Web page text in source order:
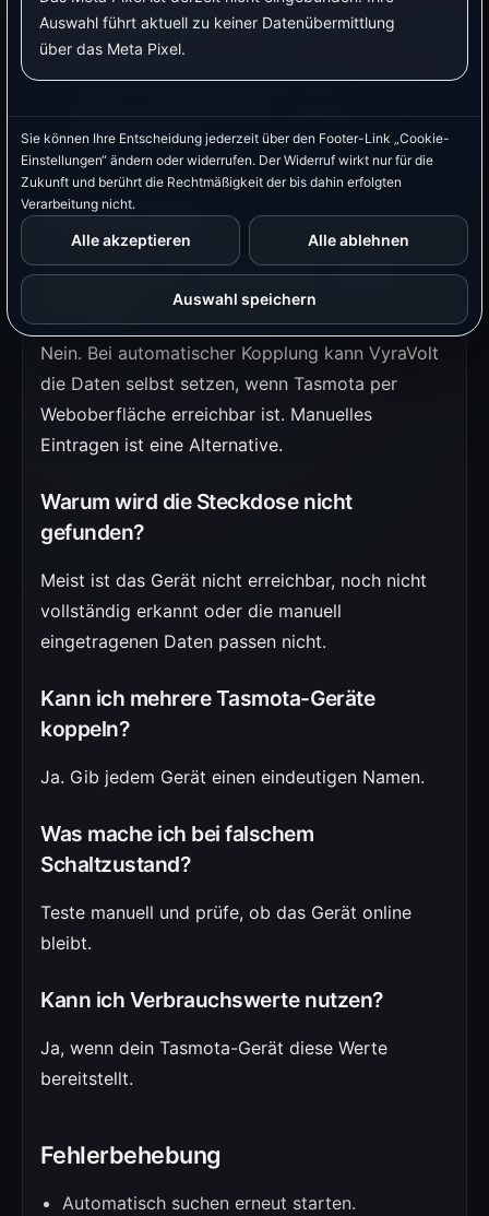
Auswahl führt aktuell zu keiner Datenübermittlung
über das Meta Pixel.
Sie können Ihre Entscheidung jederzeit über den Footer-Link „Cookie-
Einstellungen“ ändern oder widerrufen. Der Widerruf wirkt nur für die
Zukunft und berührt die Rechtmäßigkeit der bis dahin erfolgten
Verarbeitung nicht.
Alle akzeptieren Alle ablehnen
Auswahl speichern
Schaltbares Gerät:Tasmota-Steckdose
schaltet den Verbraucher.
Tasmota-Steckdose schaltet einen Heizstab.
Tasmota-Zwischenstecker misst den
Luftentfeuchter.
Häufige Fragen
Muss ich MQTT-Daten immer manuell
Nein. Bei automatischer Kopplung kann VyraVolt
die Daten selbst setzen, wenn Tasmota per
Weboberfläche erreichbar ist. Manuelles
Eintragen ist eine Alternative.
Warum wird die Steckdose nicht
gefunden?
Meist ist das Gerät nicht erreichbar, noch nicht
vollständig erkannt oder die manuell
eingetragenen Daten passen nicht.
Kann ich mehrere Tasmota-Geräte
koppeln?
Ja. Gib jedem Gerät einen eindeutigen Namen.
Was mache ich bei falschem
Schaltzustand?
Teste manuell und prüfe, ob das Gerät online
bleibt.
Kann ich Verbrauchswerte nutzen?
Ja, wenn dein Tasmota-Gerät diese Werte
bereitstellt.
Fehlerbehebung
Automatisch suchen erneut starten.